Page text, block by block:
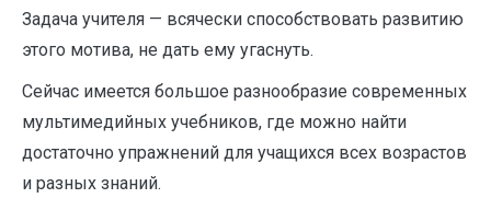
Задача учителя — всячески способствовать развитию
этого мотива, не дать ему угаснуть.
Сейчас имеется большое разнообразие современных
мультимедийных учебников, где можно найти
достаточно упражнений для учащихся всех возрастов
и разных знаний.